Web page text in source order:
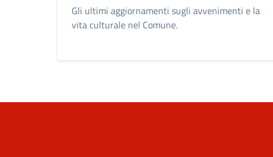
Gli ultimi aggiornamenti sugli avvenimenti e la
vita culturale nel Comune.